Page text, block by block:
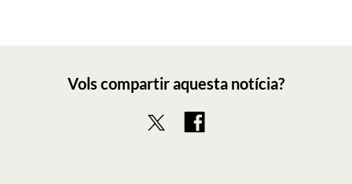
Vols compartir aquesta notícia?